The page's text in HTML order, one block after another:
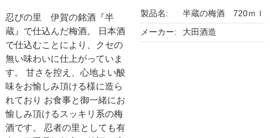
忍びの里 伊賀の銘酒『半
蔵』で仕込んだ梅酒。 日本酒
で仕込むことにより、クセの
無い味わいに仕上がっていま
す。 甘さを控え、心地よい酸
味をお愉しみ頂ける様に造ら
れており お食事と御一緒にお
愉しみ頂けるスッキリ系の梅
酒です。 忍者の里としても有
製品名: 半蔵の梅酒 720ｍｌ
メーカー: 大田酒造